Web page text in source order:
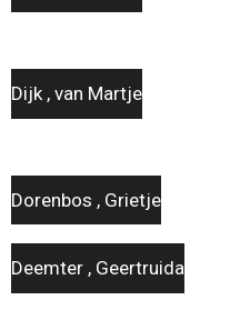
Dijk , van Martje
Dorenbos , Grietje
Deemter , Geertruida